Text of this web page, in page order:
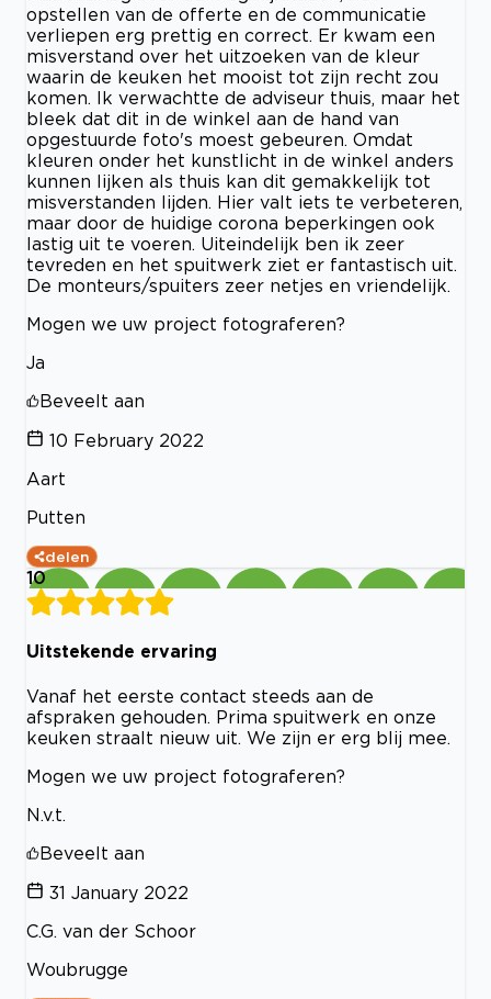
opstellen van de offerte en de communicatie
verliepen erg prettig en correct. Er kwam een
misverstand over het uitzoeken van de kleur
waarin de keuken het mooist tot zijn recht zou
komen. Ik verwachtte de adviseur thuis, maar het
bleek dat dit in de winkel aan de hand van
opgestuurde foto's moest gebeuren. Omdat
kleuren onder het kunstlicht in de winkel anders
kunnen lijken als thuis kan dit gemakkelijk tot
misverstanden lijden. Hier valt iets te verbeteren,
maar door de huidige corona beperkingen ook
lastig uit te voeren. Uiteindelijk ben ik zeer
tevreden en het spuitwerk ziet er fantastisch uit.
De monteurs/spuiters zeer netjes en vriendelijk.
Mogen we uw project fotograferen?
Ja
Beveelt aan
10 February 2022
Aart
Putten
delen
10
Uitstekende ervaring
Vanaf het eerste contact steeds aan de
afspraken gehouden. Prima spuitwerk en onze
keuken straalt nieuw uit. We zijn er erg blij mee.
Mogen we uw project fotograferen?
N.v.t.
Beveelt aan
31 January 2022
C.G. van der Schoor
Woubrugge